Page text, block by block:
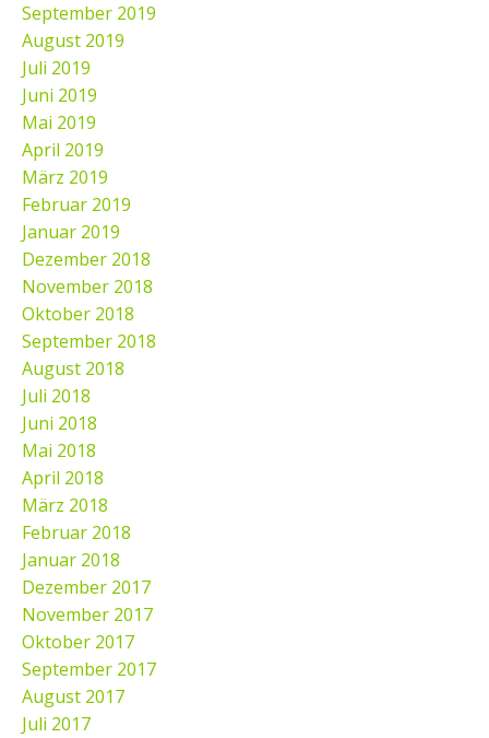
September 2019
August 2019
Juli 2019
Juni 2019
Mai 2019
April 2019
März 2019
Februar 2019
Januar 2019
Dezember 2018
November 2018
Oktober 2018
September 2018
August 2018
Juli 2018
Juni 2018
Mai 2018
April 2018
März 2018
Februar 2018
Januar 2018
Dezember 2017
November 2017
Oktober 2017
September 2017
August 2017
Juli 2017